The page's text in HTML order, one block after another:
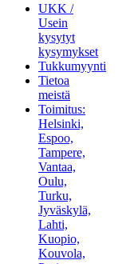
UKK /
Usein
kysytyt
kysymykset
Tukkumyynti
Tietoa
meistä
Toimitus:
Helsinki,
Espoo,
Tampere,
Vantaa,
Oulu,
Turku,
Jyväskylä,
Lahti,
Kuopio,
Kouvola,